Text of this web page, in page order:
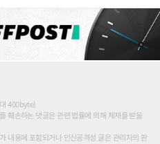
400byte)
훼손하는 댓글은 관련 법률에 의해 제재를 받을
내용에 포함되거나 인신공격성 글은 관리자의 판